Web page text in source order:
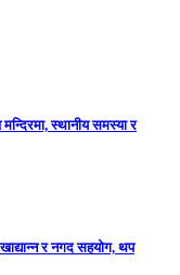
स्थानीय समस्या र
र नगद सहयोग, थप